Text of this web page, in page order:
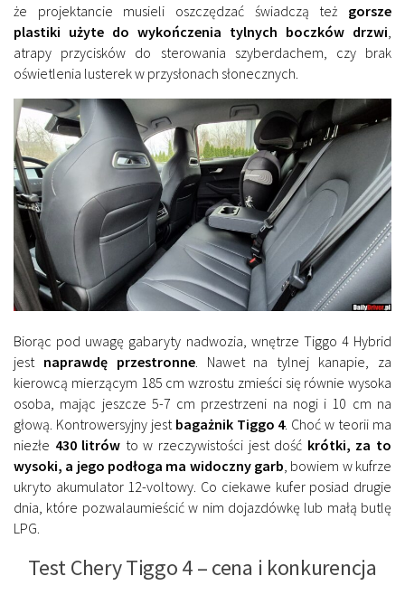
że projektancie musieli oszczędzać świadczą też gorsze
plastiki użyte do wykończenia tylnych boczków drzwi
atrapy przycisków do sterowania szyberdachem, czy brak
oświetlenia lusterek w przysłonach słonecznych.
Biorąc pod uwagę gabaryty nadwozia, wnętrze Tiggo 4 Hybrid
jest naprawdę przestronne. Nawet na tylnej kanapie, za
kierowcą mierzącym 185 cm wzrostu zmieści się równie wysoka
osoba, mając jeszcze 5-7 cm przestrzeni na nogi i 10 cm na
głową. Kontrowersyjny jest bagażnik Tiggo 4. Choć w teorii ma
niezłe 430 litrów to w rzeczywistości jest dość krótki, za to
wysoki, a jego podłoga ma widoczny garb , bowiem w kufrze
ukryto akumulator 12-voltowy. Co ciekawe kufer posiad drugie
dnia, które pozwalaumieścić w nim dojazdówkę lub małą butlę
LPG.
Test Chery Tiggo 4 – cena i konkurencja